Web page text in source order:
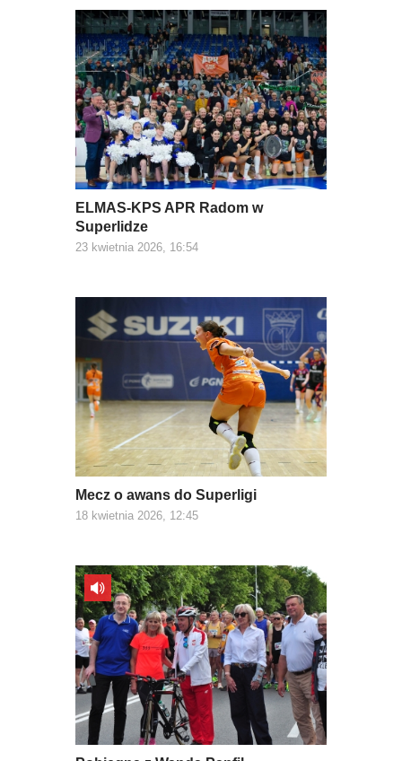
ELMAS-KPS APR Radom w
Superlidze
23 kwietnia 2026, 16:54
Mecz o awans do Superligi
18 kwietnia 2026, 12:45